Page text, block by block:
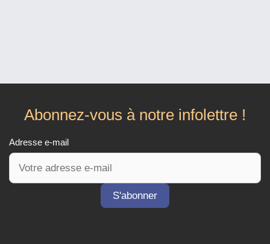
Abonnez-vous à notre infolettre !
Adresse e-mail